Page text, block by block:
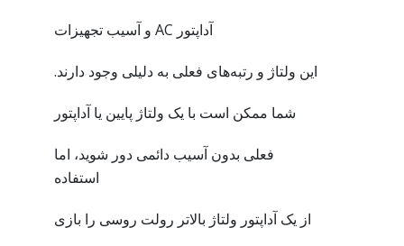
آداپتور AC و آسیب تجهیزات
این ولتاژ و رتبه‌های فعلی به دلیلی وجود دارند.
شما ممکن است با یک ولتاژ پایین یا آداپتور
فعلی بدون آسیب دائمی دور شوید، اما
استفاده
از یک آداپتور ولتاژ بالاتر رولت روسی را بازی